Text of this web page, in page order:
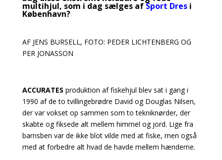
multihjul, som i dag sælges afSport Dresi
København?
AF JENS BURSELL, FOTO: PEDER LICHTENBERG OG
PER JONASSON
ACCURATES produktion af fiskehjul blev sat i gang i
1990 af de to tvillingebrødre David og Douglas Nilsen,
der var vokset op sammen som to tekniknørder, der
skabte og fiksede alt mellem himmel og jord. Lige fra
barnsben var de ikke blot vilde med at fiske, men også
med at forbedre alt hvad de havde mellem hænderne.